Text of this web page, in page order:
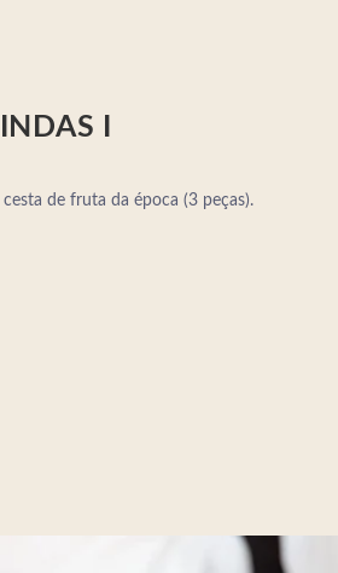
I
de fruta da época (3 peças).